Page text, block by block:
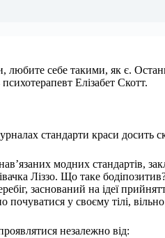
себе такими, як є.
Елізабет Скотт.
стандарти краси
модних стандартів,
Ліззо. Що таке
заснований на ідеї
почуватися у своєму тілі,
незалежно від: